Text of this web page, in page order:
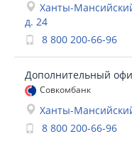
Ханты-
д. 24
8 800 200-66-96
Дополнительный
Совкомбанк
Ханты-
8 800 200-66-96